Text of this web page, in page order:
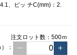
、ピッ チC(mm)：2.
注文ロット数： 500ｍ
：